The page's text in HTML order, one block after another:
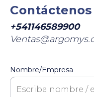
Contáctenos
+541146589900
Nombre/Empresa